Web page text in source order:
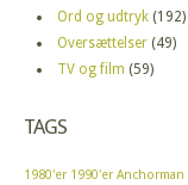
Ord og udtryk (192)
Oversættelser (49)
TV og film (59)
TAGS
1980'er 1990'er Anchorman